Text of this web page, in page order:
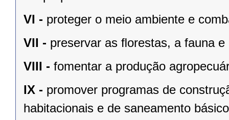
VI - proteger o meio ambiente e
VII - preservar as ﬂorestas, a fauna e
VIII - fomentar a produção
IX - promover programas de
habitacionais e de saneamento